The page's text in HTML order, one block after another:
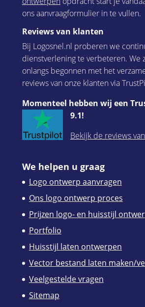
ons aanvraagformulier in te vullen.
Reviews van klanten
Bij Logosnel.nl proberen we
dienstverlening te verbeteren. We
onlangs begonnen met het
reviews van onze klanten via
Momenteel hebben wij een
9.1!
Bekijk de reviews
We helpen u graag
Logo ontwerp aanvragen
Ons logo ontwerp proces
Prijzen logo- en huisstijl
Portfolio
Huisstijl laten ontwerpen
Vector bestand laten maken/
Veelgestelde vragen
Sitemap